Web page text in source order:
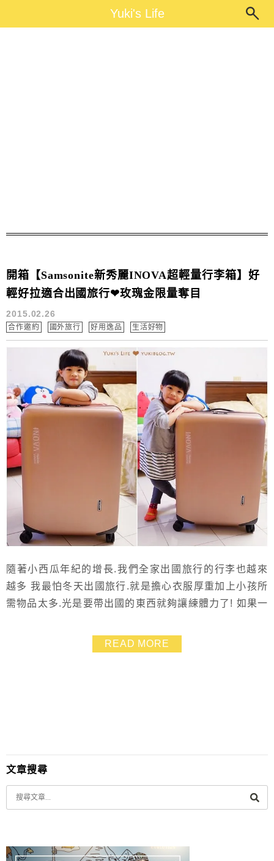
Yuki's LifeYuki's Life
開箱【Samsonite新秀麗INOVA超輕量行李箱】好
輕好拉適合出國旅行❤玫瑰金限量奪目
2015.02.26
合作邀約 國外旅行 好用逸品 生活好物
隨著小西瓜年紀的增長.我們全家出國旅行的行李也越來
越多 我最怕冬天出國旅行.就是擔心衣服厚重加上小孩所
需物品太多.光是要帶出國的東西就夠讓練體力了! 如果一
換飯店.那肯定是苦到不行呀~~ 而這次Samsonite新秀麗
INOVA 28吋超輕量行李箱的開箱就正中我所需 果然它好
READ MORE
文章搜尋